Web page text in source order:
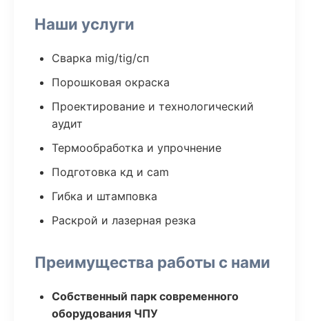
Наши услуги
Сварка mig/tig/сп
Порошковая окраска
Проектирование и технологический
аудит
Термообработка и упрочнение
Подготовка кд и cam
Гибка и штамповка
Раскрой и лазерная резка
Преимущества работы с нами
Собственный парк современного
оборудования ЧПУ